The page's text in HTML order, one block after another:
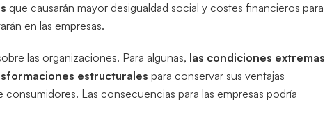
que causarán mayor desigualdad social y costes financieros para
en las empresas.
las organizaciones. Para algunas, las condiciones extremas
estructurales para conservar sus ventajas
Las consecuencias para las empresas podría